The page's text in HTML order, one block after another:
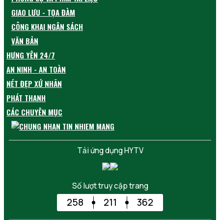
Thái Nguyên
Thanh Hóa
Thừa Thiên Huế
Tiền Giang
Trà Vinh
Tuyên Quang
Vĩnh Long
Vũng Tàu
Yên Bái
GIAO LƯU - TỌA ĐÀM
CÔNG KHAI NGÂN SÁCH
VĂN BẢN
HƯNG YÊN 24/7
AN NINH - AN TOÀN
NÉT ĐẸP XỨ NHÃN
PHÁT THANH
CÁC CHUYÊN MỤC
Tải ứng dụng HYTV
Số lượt truy cập trang
258 211 362